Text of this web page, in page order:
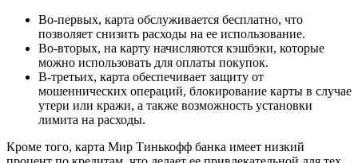
Во-первых, карта обслуживается бесплатно, что
позволяет снизить расходы на ее использование.
Во-вторых, на карту начисляются кэшбэки, которые
можно использовать для оплаты покупок.
В-третьих, карта обеспечивает защиту от
мошеннических операций, блокирование карты в случае
утери или кражи, а также возможность установки
лимита на расходы.
Кроме того, карта Мир Тинькофф банка имеет низкий